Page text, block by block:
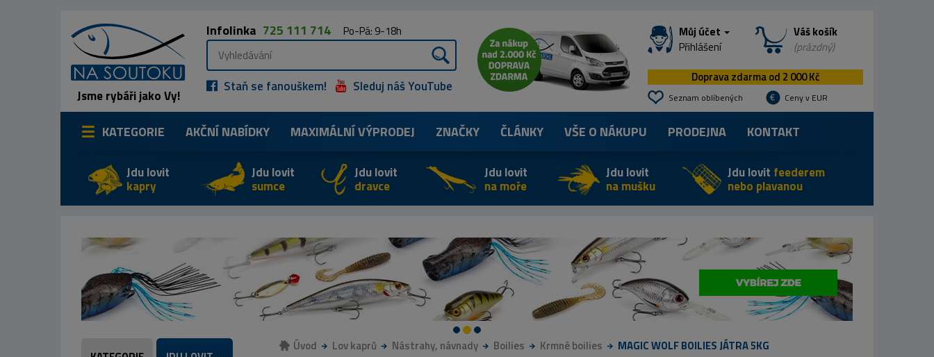
Jsme rybáři jako Vy!
Infolinka 725 111 714 Po-Pá: 9-18h
Staň se fanouškem! Sleduj náš YouTube
Můj účet
Přihlášení
Váš košík
(prázdný)
Doprava zdarma od 2 000 Kč
Seznam oblíbených Ceny v EUR
KATEGORIE AKČNÍ NABÍDKY MAXIMÁLNÍVÝPRODEJ ZNAČKY ČLÁNKY VŠE O NÁKUPU PRODEJNA KONTAKT
Jdu lovit
kapry
Jdu lovit
sumce
Jdu lovit
dravce
Jdu lovit
na moře
Jdu lovit
na mušku
Jdu lovit feederem
nebo plavanou
Úvod Lov kaprů Nástrahy, návnady Boilies Krmné boilies MAGIC WOLF BOILIES JÁTRA 5KG